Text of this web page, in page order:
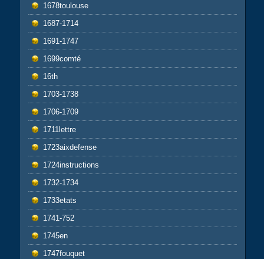
1678toulouse
1687-1714
1691-1747
1699comté
16th
1703-1738
1706-1709
1711lettre
1723aixdefense
1724instructions
1732-1734
1733etats
1741-752
1745en
1747fouquet